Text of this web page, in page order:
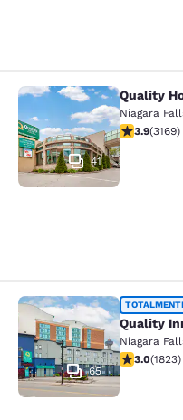
Quality Hotel
41
Quality
Niagara
calificación
3.9(3169)
Quality Inn &
65
Quality
Niagara
calificación
3.0(1823)